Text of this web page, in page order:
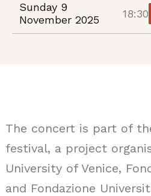
Sunday 9
November 2025
18:30
The concert is part of
festival, a project
University of Venice,
and Fondazione